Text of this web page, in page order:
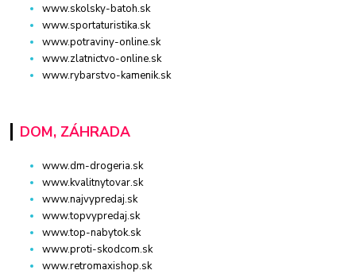
www.skolsky-batoh.sk
www.sportaturistika.sk
www.potraviny-online.sk
www.zlatnictvo-online.sk
www.rybarstvo-kamenik.sk
DOM, ZÁHRADA
www.dm-drogeria.sk
www.kvalitnytovar.sk
www.najvypredaj.sk
www.topvypredaj.sk
www.top-nabytok.sk
www.proti-skodcom.sk
www.retromaxishop.sk